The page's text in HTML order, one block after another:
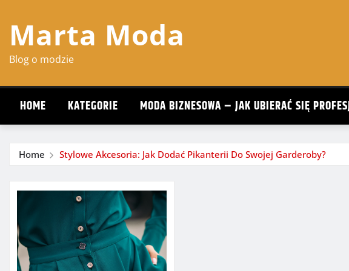
content
Marta Moda
Blog o modzie
HOME KATEGORIE MODA BIZNESOWA – JAK UBIERAĆ SIĘ
Home Stylowe Akcesoria: Jak Dodać Pikanterii Do Swojej Garderoby?